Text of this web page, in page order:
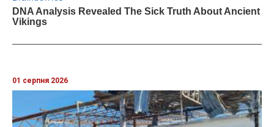
01 серпня 2026